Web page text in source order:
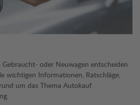
Gebraucht- oder Neuwagen entscheiden
wichtigen Informationen, Ratschläge,
um das Thema Autokauf